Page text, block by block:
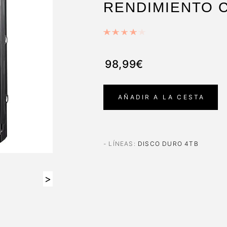
>
RENDIMIENTO
98,99€
AÑADIR A LA CESTA
- LÍNEAS : DISCO DURO 4TB